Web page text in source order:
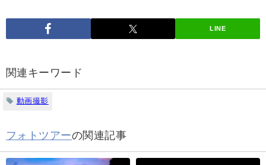
LINE
関連キーワード
動画撮影
フォトツアーの関連記事